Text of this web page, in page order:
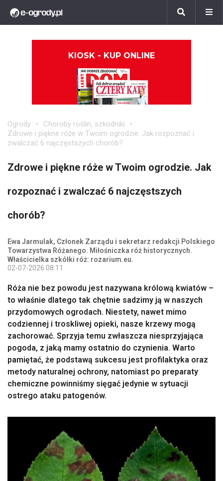
KIOSK - KUP ONLINE
Ogrody
Choroby roślin, szkodniki
Zdrowe i piękne róże w Twoim ogrodzie. Jak rozpoznać i
zwalczać 6 najczęstszych chorób?
Zdrowe i piękne róże w Twoim ogrodzie. Jak
rozpoznać i zwalczać 6 najczęstszych
chorób?
Ewa Jarmulak, Członek Zarządu i sekretarz redakcji Polskiego
Towarzystwa Różanego. Miłośniczka róż historycznych.
Właścicielka szkółki róż: rozarium.eu.
02-07-2026 08:11
Róża nie bez powodu jest nazywana królową kwiatów –
to właśnie dlatego tak chętnie sadzimy ją w naszych
przydomowych ogrodach. Niestety, nawet mimo
codziennej i troskliwej opieki, nasze krzewy mogą
zachorować. Sprzyja temu zwłaszcza niesprzyjająca
pogoda, z jaką mamy ostatnio do czynienia. Warto
pamiętać, że podstawą sukcesu jest profilaktyka oraz
metody naturalnej ochrony, natomiast po preparaty
chemiczne powinniśmy sięgać jedynie w sytuacji
ostrego ataku patogenów.